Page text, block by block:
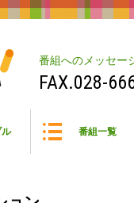
ル 番組一覧
番組へのメッセー
028-